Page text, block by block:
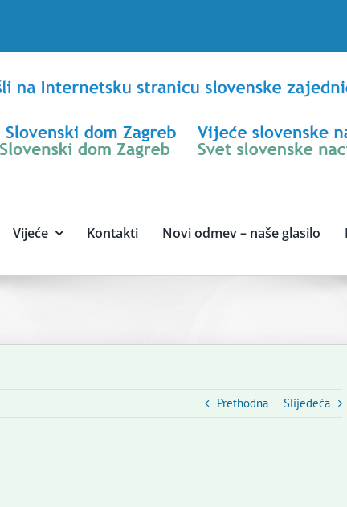
Vijeće Kontakti Novi odmev – naše glasilo
Prethodna Slijedeća